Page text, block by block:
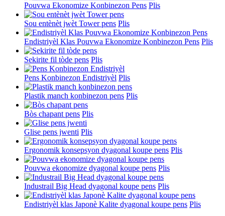
Pouvwa Ekonomize Konbinezon Pens Plis
Sou entènèt jwèt Tower pens Plis
Endistriyèl Klas Pouvwa Ekonomize Konbinezon Pens Plis
Sekirite fil tòde pens Plis
Pens Konbinezon Endistriyèl Plis
Plastik manch konbinezon pens Plis
Bòs chapant pens Plis
Glise pens jwenti Plis
Ergonomik konsepsyon dyagonal koupe pens Plis
Pouvwa ekonomize dyagonal koupe pens Plis
Industrail Big Head dyagonal koupe pens Plis
Endistriyèl klas Japonè Kalite dyagonal koupe pens Plis